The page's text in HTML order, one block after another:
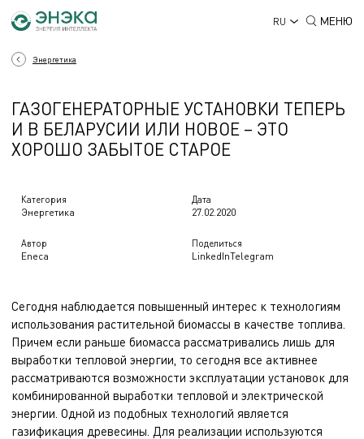
RU МЕНЮ
Энергетика
ГАЗОГЕНЕРАТОРНЫЕ УСТАНОВКИ ТЕПЕРЬ
И В БЕЛАРУСИИ ИЛИ НОВОЕ – ЭТО
ХОРОШО ЗАБЫТОЕ СТАРОЕ
Категория
Энергетика
Дата
27.02.2020
Автор
Eneca
Поделиться
LinkedInTelegram
Сегодня наблюдается повышенный интерес к технологиям
использования растительной биомассы в качестве топлива.
Причем если раньше биомасса рассматривались лишь для
выработки тепловой энергии, то сегодня все активнее
рассматриваются возможности эксплуатации установок для
комбинированной выработки тепловой и электрической
энергии . Одной из подобных технологий является
газификация древесины. Для реализации используются